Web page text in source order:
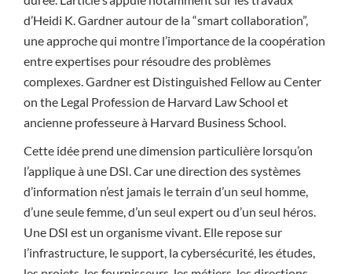
d’Heidi K. Gardner autour de la “smart collaboration”,
une approche qui montre l’importance de la coopération
entre expertises pour résoudre des problèmes
complexes. Gardner est Distinguished Fellow au Center
on the Legal Profession de Harvard Law School et
ancienne professeure à Harvard Business School.
Cette idée prend une dimension particulière lorsqu’on
l’applique à une DSI. Car une direction des systèmes
d’information n’est jamais le terrain d’un seul homme,
d’une seule femme, d’un seul expert ou d’un seul héros.
Une DSI est un organisme vivant. Elle repose sur
l’infrastructure, le support, la cybersécurité, les études,